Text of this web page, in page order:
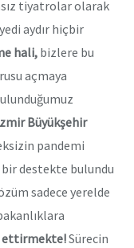
tiyatrolar olarak
aydır hiçbir
hali,bizlere bu
açmaya
Büyükşehir
pandemi
destekte bulundu
sadece yerelde
ettirmekte!Sürecin